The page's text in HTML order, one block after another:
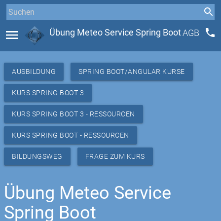
menu Übung Meteo Service Spring BootAGB phone
AUSBILDUNG SPRING BOOT/ANGULAR KURSE
KURS SPRING BOOT 3
KURS SPRING BOOT 3 - RESSOURCEN
KURS SPRING BOOT - RESSOURCEN
BILDUNGSWEG FRAGE ZUM KURS
Übung Meteo Service
Spring Boot